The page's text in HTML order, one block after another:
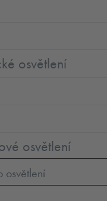
osvětlení
osvětlení
osvětlení